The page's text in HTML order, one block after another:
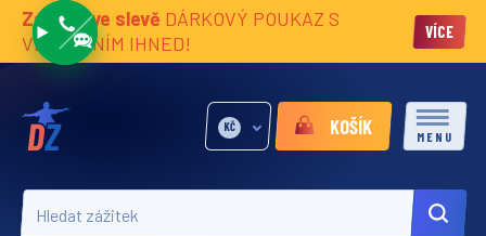
Zážitky ve slevě DÁRKOVÝ POUKAZ S
VĚNOVÁNÍM IHNED!
VÍCE
KČ KOŠÍK MENU
Hledat zážitek